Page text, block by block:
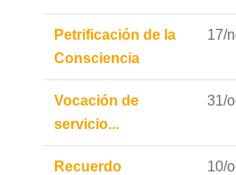
Petrificación de la
Consciencia
17/
Vocación de
servicio...
31/
Recuerdo
10/